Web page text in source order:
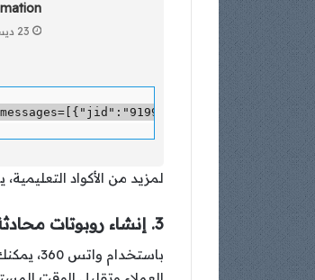
23 ديسمبر، 2025
لمزيد من الأكواد
3. إنشاء روبوتات محادثة تلقائية